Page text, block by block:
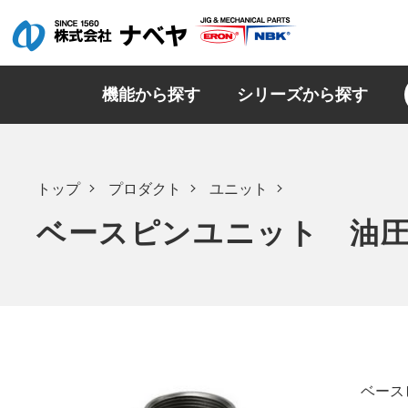
機能から探す シリーズから探す
トップ プロダクト ユニット
ベースピンユニット 油
ベー